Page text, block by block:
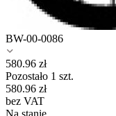
BW-00-0086
580.96 zł
Pozostało 1 szt.
580.96 zł
bez VAT